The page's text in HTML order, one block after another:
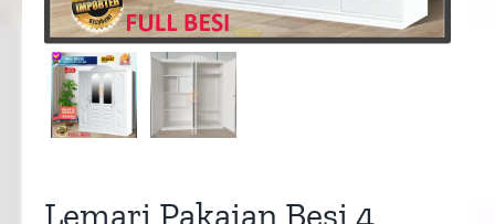
Lemari Pakaian Besi 4